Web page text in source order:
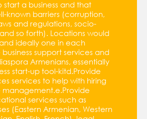
start a business and that
known barriers (corruption,
and regulations, socio-
so forth). Locations would
ideally one in each
support services and
Armenians, essentially
start-up tool-kitd.Provide
services to help with hiring
services such as
(Eastern Armenian, Western